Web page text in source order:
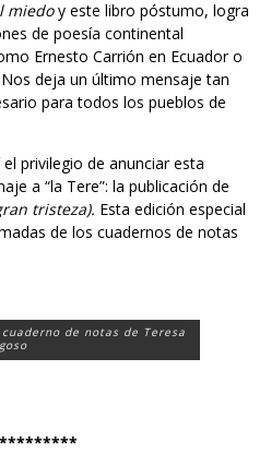
miedoy este libro póstumo, logra
de poesía continental
Ernesto Carrión en Ecuador o
deja un último mensaje tan
para todos los pueblos de
privilegio de anunciar esta
a “la Tere”: la publicación de
tristeza). Esta edición especial
de los cuadernos de notas
de notas de Teresa